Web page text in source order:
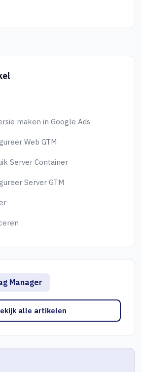
maken in Google Ads
Web GTM
Server Container
Server GTM
Manager
alle artikelen